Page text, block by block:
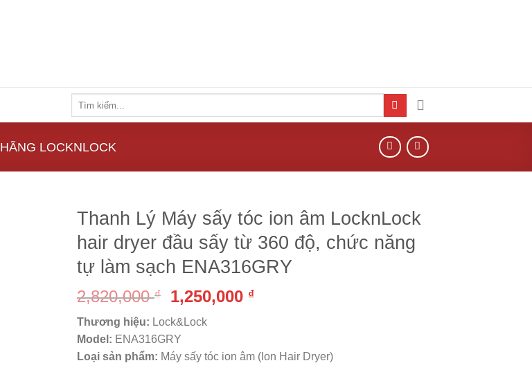
HÃNG LOCKNLOCK
Thanh Lý Máy sấy tóc ion âm LocknLock
hair dryer đầu sấy từ 360 độ, chức năng
tự làm sạch ENA316GRY
2,820,000₫ 1,250,000 ₫
Thương hiệu: Lock&Lock
Model: ENA316GRY
Loại sản phẩm: Máy sấy tóc ion âm (Ion Hair Dryer)